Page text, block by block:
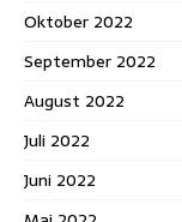
Oktober 2022
September 2022
August 2022
Juli 2022
Juni 2022